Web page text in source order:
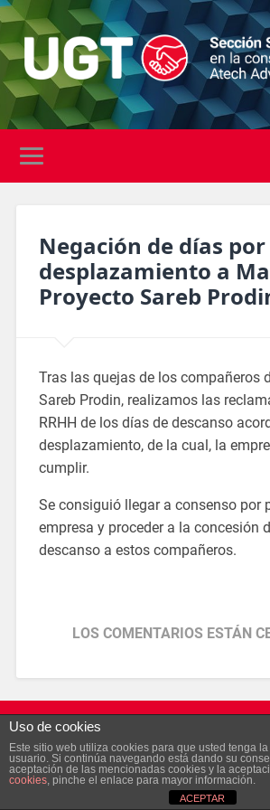
Negación de días por
desplazamiento a
Proyecto Sareb
Tras las quejas de los compañeros
Sareb Prodin, realizamos las
RRHH de los días de descanso
desplazamiento, de la cual, la
cumplir.
Se consiguió llegar a consenso por
empresa y proceder a la concesión
descanso a estos compañeros.
LOS COMENTARIOS ESTÁN
© 2026SECCIÓN SINDICAL DE UGT EN
Uso de cookies
Este sitio web utiliza cookies para que usted tenga
usuario. Si continúa navegando está dando su
aceptación de las mencionadas cookies y la
cookies, pinche el enlace para mayor información.
ACEPTAR